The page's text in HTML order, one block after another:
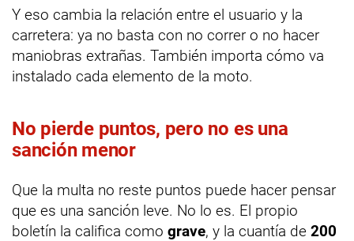
Y eso cambia la relación entre el usuario y la
carretera: ya no basta con no correr o no hacer
maniobras extrañas. También importa cómo va
instalado cada elemento de la moto.
No pierde puntos, pero no es una
sanción menor
Que la multa no reste puntos puede hacer pensar
que es una sanción leve. No lo es. El propio
boletín la califica como grave, y la cuantía de 200